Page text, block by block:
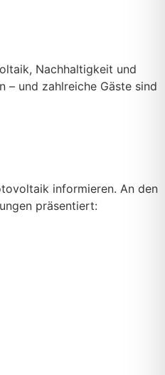
Nachhaltigkeit und
– und zahlreiche Gäste sind
informieren. An den
präsentiert: